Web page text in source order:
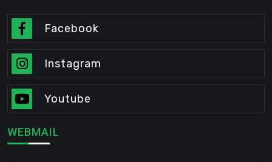
Facebook
Instagram
Youtube
WEBMAIL